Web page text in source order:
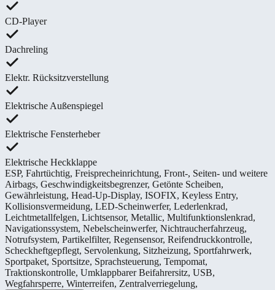
CD-Player
Dachreling
Elektr. Rücksitzverstellung
Elektrische Außenspiegel
Elektrische Fensterheber
Elektrische Heckklappe
ESP, Fahrtüchtig, Freisprecheinrichtung, Front-, Seiten- und weitere
Airbags, Geschwindigkeitsbegrenzer, Getönte Scheiben,
Gewährleistung, Head-Up-Display, ISOFIX, Keyless Entry,
Kollisionsvermeidung, LED-Scheinwerfer, Lederlenkrad,
Leichtmetallfelgen, Lichtsensor, Metallic, Multifunktionslenkrad,
Navigationssystem, Nebelscheinwerfer, Nichtraucherfahrzeug,
Notrufsystem, Partikelfilter, Regensensor, Reifendruckkontrolle,
Scheckheftgepflegt, Servolenkung, Sitzheizung, Sportfahrwerk,
Sportpaket, Sportsitze, Sprachsteuerung, Tempomat,
Traktionskontrolle, Umklappbarer Beifahrersitz, USB,
Wegfahrsperre, Winterreifen, Zentralverriegelung,